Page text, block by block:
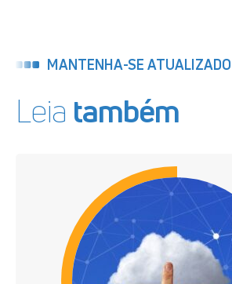
MANTENHA-SE ATUALIZADO
Leia também